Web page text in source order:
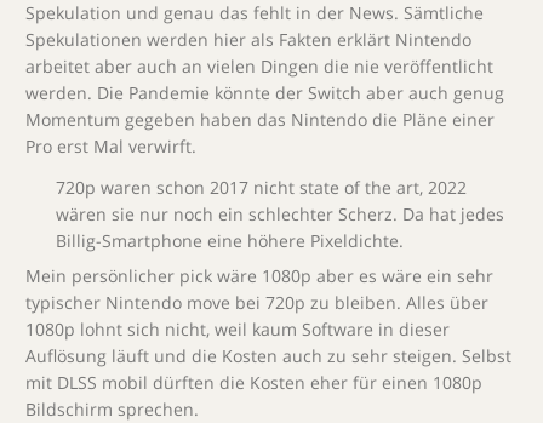
Spekulation und genau das fehlt in der News. Sämtliche
Spekulationen werden hier als Fakten erklärt Nintendo
arbeitet aber auch an vielen Dingen die nie veröffentlicht
werden. Die Pandemie könnte der Switch aber auch genug
Momentum gegeben haben das Nintendo die Pläne einer
Pro erst Mal verwirft.
720p waren schon 2017 nicht state of the art, 2022
wären sie nur noch ein schlechter Scherz. Da hat jedes
Billig-Smartphone eine höhere Pixeldichte.
Mein persönlicher pick wäre 1080p aber es wäre ein sehr
typischer Nintendo move bei 720p zu bleiben. Alles über
1080p lohnt sich nicht, weil kaum Software in dieser
Auflösung läuft und die Kosten auch zu sehr steigen. Selbst
mit DLSS mobil dürften die Kosten eher für einen 1080p
Bildschirm sprechen.